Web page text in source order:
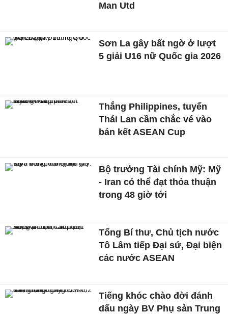
Man Utd
Sơn La gây bất ngờ ở lượt
5 giải U16 nữ Quốc gia 2026
Thắng Philippines, tuyển
Thái Lan cầm chắc vé vào
bán kết ASEAN Cup
Bộ trưởng Tài chính Mỹ: Mỹ
- Iran có thể đạt thỏa thuận
trong 48 giờ tới
Tổng Bí thư, Chủ tịch nước
Tô Lâm tiếp Đại sứ, Đại biện
các nước ASEAN
Tiếng khóc chào đời đánh
dấu ngày BV Phụ sản Trung